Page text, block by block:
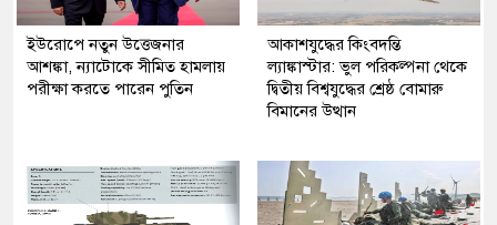
ইউরোপে নতুন উত্তেজনার
আশঙ্কা, ন্যাটোকে সীমিত হামলায়
পরীক্ষা করতে পারেন পুতিন
আকাশযুদ্ধের কিংবদন্তি
ল্যাঙ্কাস্টার: ভুল পরিকল্পনা থেকে
দ্বিতীয় বিশ্বযুদ্ধের শ্রেষ্ঠ বোমারু
বিমানের উত্থান